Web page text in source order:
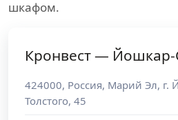
шкафом.
Кронвест —
424000, Россия, Марий Эл, г.
Толстого, 45